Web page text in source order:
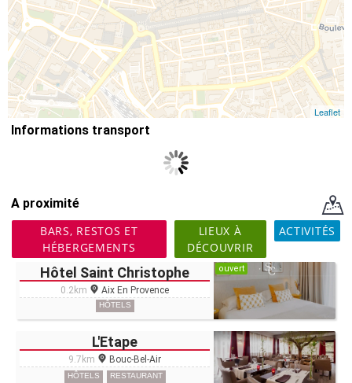
Leaflet
Informations transport
A proximité
BARS, RESTOS ET
HÉBERGEMENTS
LIEUX À
DÉCOUVRIR
ACTIVITÉS
Hôtel Saint Christophe
0.2km Aix En Provence
HÔTELS
ouvert
L'Etape
9.7km Bouc-Bel-Air
HÔTELS RESTAURANT